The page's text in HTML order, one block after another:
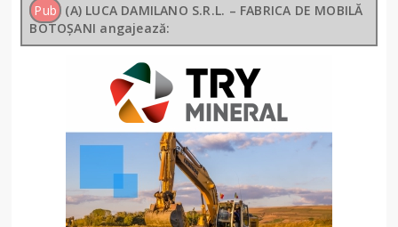
Pub (A) LUCA DAMILANO S.R.L. – FABRICA DE MOBILĂ
BOTOȘANI angajează: